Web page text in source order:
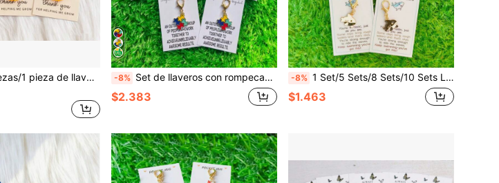
Juego de 6 piezas/1 pieza de llaveros con tema de girasol y abeja, incluye tarjeta "Gracias por ayudarme a crecer", regalo para maestros, regalo de Navidad y Acción de Gracias
-8% Set de llaveros con rompecabezas coloridos - 2 piezas/5 piezas/12 piezas - Llaveros con diseño de tortuga de colores - Incluye tarjeta inspiradora - Regalo de energía positiva para empleados y equipos - Regalo de bienvenida para nuevos empleados - Regalo de apreciación para el equipo de la empresa - Obsequio corporativo, decoración de aliento en el lugar de trabajo, regalo de agradecimiento para colegas, regalo de equipo empresarial, regalos para madre, padre, graduación y maestro
$2.383
-8% 1 Set/5 Sets/8 Sets/10 Sets Llavero de tiburón lindo serie oceánica Combo Set con tarjeta de felicitación, emparejado con tarjetas de "recordatorio" motivacionales, adecuado para temporada de graduación, Día del Maestro, cumpleaños, fiesta, eventos de verano, Navidad, Acción de Gracias, eventos corporativos para aumentar la moral y la automotivación, regalo ideal para decoración colgante de bolso diario, accesorios de Halloween, accesorios de bolso del Día del Maestro, accesorios de llave de hogar y automóvil
$1.463